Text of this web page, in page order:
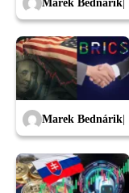
Marek Bednárik
Marek Bednárik